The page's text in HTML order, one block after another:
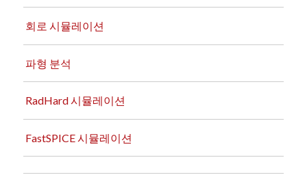
회로 시뮬레이션
파형 분석
RadHard 시뮬레이션
FastSPICE 시뮬레이션